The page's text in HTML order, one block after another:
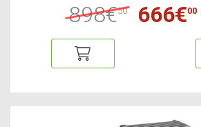
898€50 666€00